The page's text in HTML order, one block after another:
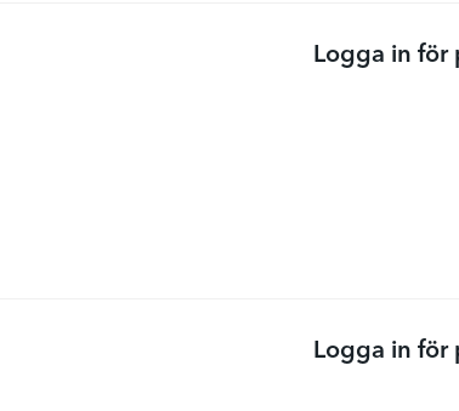
Logga in för
Logga in för